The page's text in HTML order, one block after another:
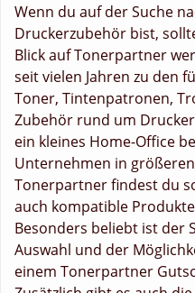
Wenn du auf der Suche
Druckerzubehör bist,
Blick auf Tonerpartner
seit vielen Jahren zu den
Toner, Tintenpatronen,
Zubehör rund um
ein kleines Home-Office
Unternehmen in
Tonerpartner findest du
auch kompatible
Besonders beliebt ist der
Auswahl und der
einem Tonerpartner